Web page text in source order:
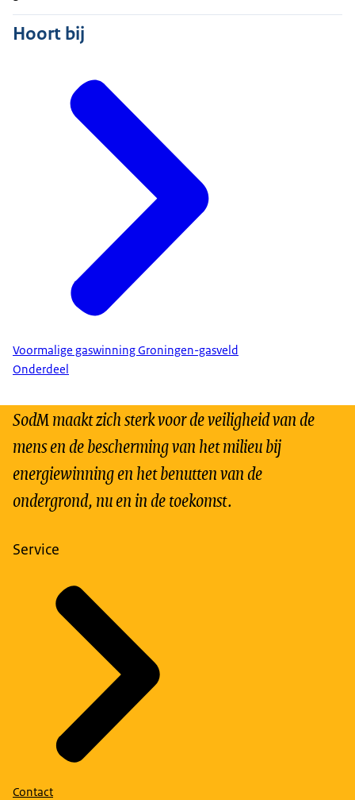
Hoort bij
Voormalige gaswinning Groningen-gasveld
Onderdeel
SodM maakt zich sterk voor de veiligheid van de
mens en de bescherming van het milieu bij
energiewinning en het benutten van de
ondergrond, nu en in de toekomst.
Service
Contact